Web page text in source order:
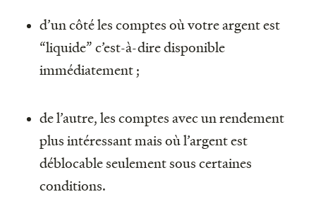
d’un côté les comptes où votre argent est
“liquide” c’est-à-dire disponible
immédiatement ;
de l’autre, les comptes avec un rendement
plus intéressant mais où l’argent est
déblocable seulement sous certaines
conditions.